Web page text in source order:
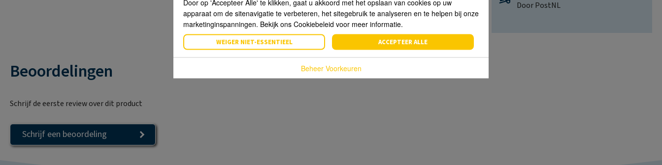
Door PostNL
Beoordelingen
Schrijf de eerste review over dit product
Schrijf een beoordeling
Door op 'Accepteer Alle' te klikken, gaat u akkoord met het opslaan van cookies op uw
apparaat om de sitenavigatie te verbeteren, het sitegebruik te analyseren en te helpen bij onze
marketinginspanningen. Bekijk ons Cookiebeleid voor meer informatie.
WEIGER NIET-ESSENTIEEL ACCEPTEER ALLE
Beheer Voorkeuren